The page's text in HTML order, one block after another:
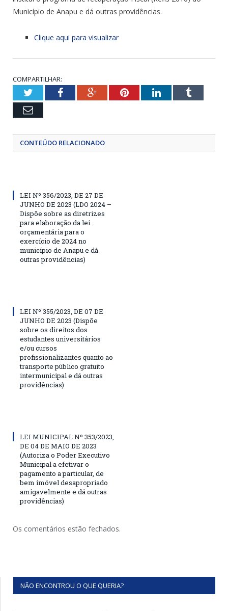
Município de Anapu e dá outras providências.
Clique aqui para visualizar
COMPARTILHAR:
TwitterFacebookGoogle+PinterestLinkedInTumblr
Email
CONTEÚDO RELACIONADO
LEI Nº 356/2023, DE 27 DE
JUNHO DE 2023 (LDO 2024 –
Dispõe sobre as diretrizes
para elaboração da lei
orçamentária para o
exercício de 2024 no
município de Anapu e dá
outras providências)
LEI Nº 355/2023, DE 07 DE
JUNHO DE 2023 (Dispõe
sobre os direitos dos
estudantes universitários
e/ou cursos
profissionalizantes quanto ao
transporte público gratuito
intermunicipal e dá outras
providências)
LEI MUNICIPAL Nº 353/2023,
DE 04 DE MAIO DE 2023
(Autoriza o Poder Executivo
Municipal a efetivar o
pagamento a particular, de
bem imóvel desapropriado
amigavelmente e dá outras
providências)
Os comentários estão fechados.
NÃO ENCONTROU O QUE QUERIA?